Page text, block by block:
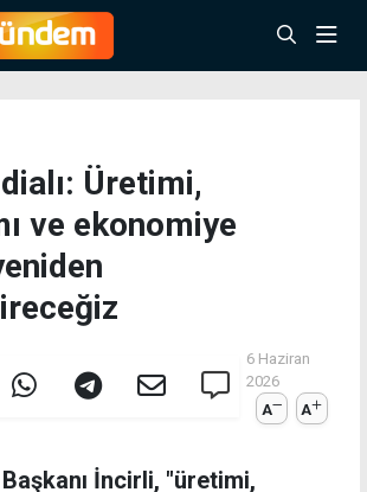
Üretimi,
ve ekonomiye
6 Haziran
2026
A
A
İncirli, "üretimi,